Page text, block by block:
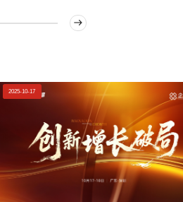
2025-10-17